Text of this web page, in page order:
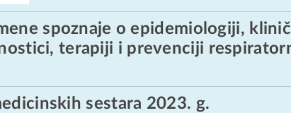
spoznaje o epidemiologiji,
terapiji i prevenciji
sestara 2023. g.